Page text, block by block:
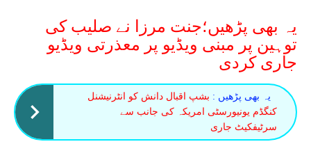
یہ بھی پڑھیں؛جنت مرزا نے صلیب کی
توہین پر مبنی ویڈیو پر معذرتی ویڈیو
جاری کردی
یہ بھی پڑھیں : بشپ اقبال دانش کو انٹرنیشنل
کنگڈم یونیورسٹی امریکہ کی جانب سے
سرٹیفکیٹ جاری